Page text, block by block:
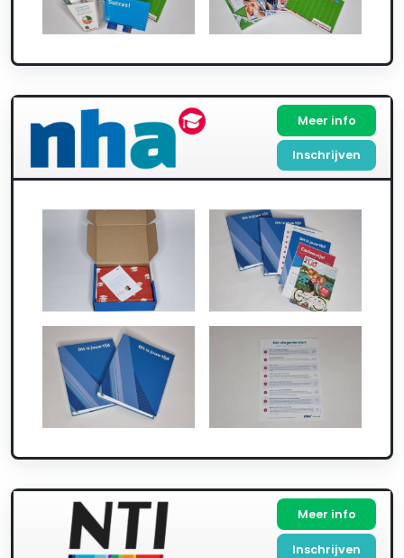
Meer info
Inschrijven
Meer info
Inschrijven